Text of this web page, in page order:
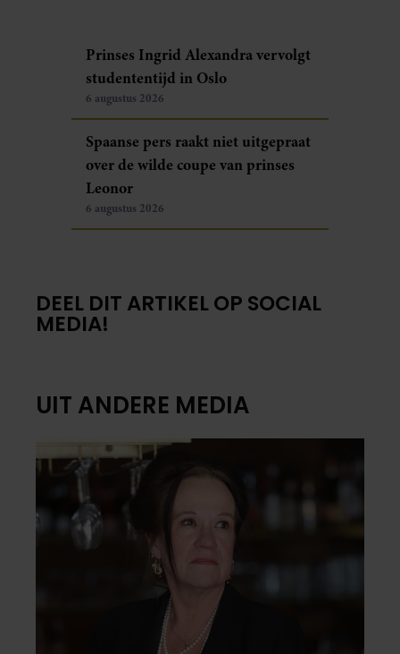
Prinses Ingrid Alexandra vervolgt
studententijd in Oslo
6 augustus 2026
Spaanse pers raakt niet uitgepraat
over de wilde coupe van prinses
Leonor
6 augustus 2026
DEEL DIT ARTIKEL OP SOCIAL
MEDIA!
UIT ANDERE MEDIA